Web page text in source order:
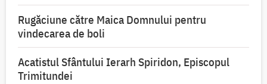
Rugăciune către Maica Domnului pentru
vindecarea de boli
Acatistul Sfântului Ierarh Spiridon, Episcopul
Trimitundei